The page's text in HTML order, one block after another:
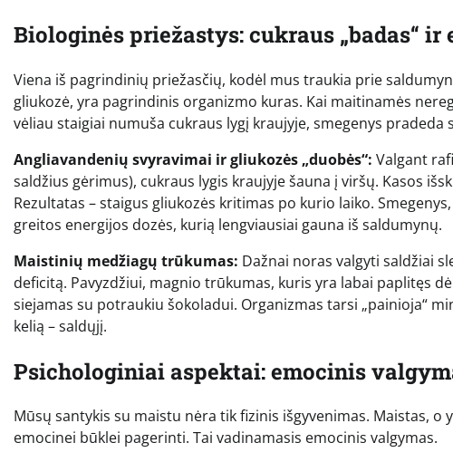
Biologinės priežastys: cukraus „badas“
Viena iš pagrindinių priežasčių, kodėl mus traukia prie
gliukozė, yra pagrindinis organizmo kuras. Kai maitinamės
vėliau staigiai numuša cukraus lygį kraujyje, smegenys pradeda
Angliavandenių svyravimai ir gliukozės „duobės“: Valgant
saldžius gėrimus), cukraus lygis kraujyje šauna į viršų. Kasos
Rezultatas – staigus gliukozės kritimas po kurio laiko.
greitos energijos dozės, kurią lengviausiai gauna iš saldumynų.
Maistinių medžiagų trūkumas: Dažnai noras valgyti saldžiai
deficitą. Pavyzdžiui, magnio trūkumas, kuris yra labai paplitęs
siejamas su potraukiu šokoladui. Organizmas tarsi „painioja“
kelią – saldųjį.
Psichologiniai aspektai: emocinis
Mūsų santykis su maistu nėra tik fizinis išgyvenimas. Maistas, o
emocinei būklei pagerinti. Tai vadinamasis emocinis valgymas.